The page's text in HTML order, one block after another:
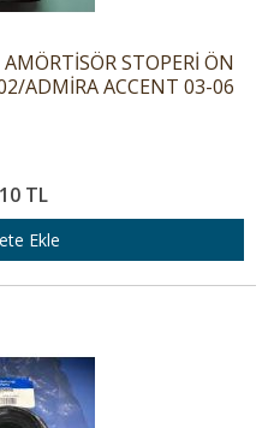
STOPERİ ÖN
ADMİRA ACCENT 03-06
TL
Ekle